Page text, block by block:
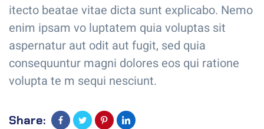
itecto beatae vitae dicta sunt explicabo. Nemo
enim ipsam vo luptatem quia voluptas sit
aspernatur aut odit aut fugit, sed quia
consequuntur magni dolores eos qui ratione
volupta te m sequi nesciunt.
Share: